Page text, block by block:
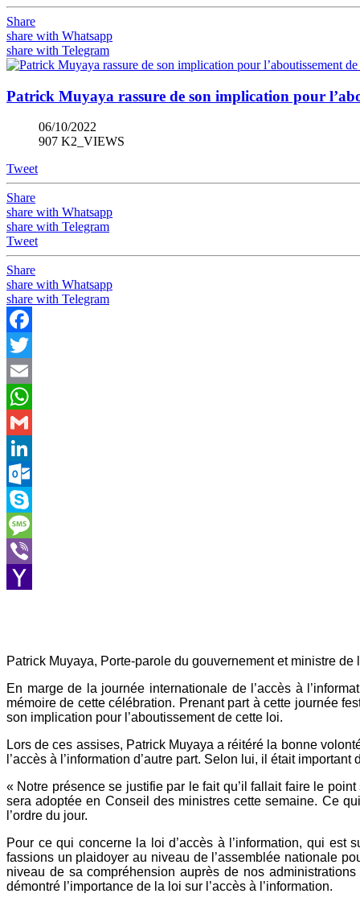
Share
share with Whatsapp
share with Telegram
Patrick Muyaya rassure de son implication pour
06/10/2022
907 K2_VIEWS
Tweet
Share
share with Whatsapp
share with Telegram
Tweet
Share
share with Whatsapp
share with Telegram
Facebook
Twitter
Email
WhatsApp
Gmail
LinkedIn
Outlook.com
Skype
Message
Viber
Patrick Muyaya, Porte-parole du gouvernement et ministre
En marge de la journée internationale de l’accès à
mémoire de cette célébration. Prenant part à cette journée
son implication pour l’aboutissement de cette loi.
Lors de ces assises, Patrick Muyaya a réitéré la bonne
l’accès à l’information d’autre part. Selon lui, il était
« Notre présence se justifie par le fait qu’il fallait faire le
sera adoptée en Conseil des ministres cette semaine. Ce
l’ordre du jour.
Pour ce qui concerne la loi d’accès à l’information, qui est
fassions un plaidoyer au niveau de l’assemblée nationale
niveau de sa compréhension auprès de nos
démontré l’importance de la loi sur l’accès à l’information.